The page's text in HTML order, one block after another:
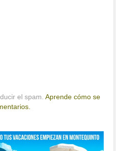
el spam.Aprende cómo se